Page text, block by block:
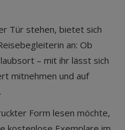
Tür stehen, bietet sich
an: Ob
– mit ihr lässt sich
mitnehmen und auf
Form lesen möchte,